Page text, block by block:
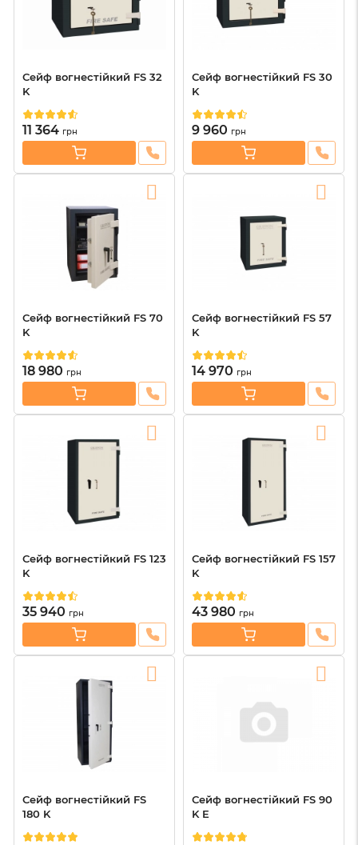
Сейф вогнестійкий FS 32
K
11 364 грн
Сейф вогнестійкий FS 30
K
9 960 грн
Сейф вогнестійкий FS 70
K
18 980 грн
Сейф вогнестійкий FS 57
K
14 970 грн
Сейф вогнестійкий FS 123
K
35 940 грн
Сейф вогнестійкий FS 157
K
43 980 грн
Сейф вогнестійкий FS
180 K
Сейф вогнестійкий FS 90
K E